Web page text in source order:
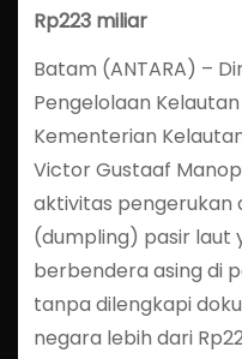
Rp223 miliar
Batam (ANTARA) –
Pengelolaan Kelautan
Kementerian
Victor Gustaaf
aktivitas pengerukan
(dumpling) pasir laut
berbendera asing di
tanpa dilengkapi
negara lebih dari